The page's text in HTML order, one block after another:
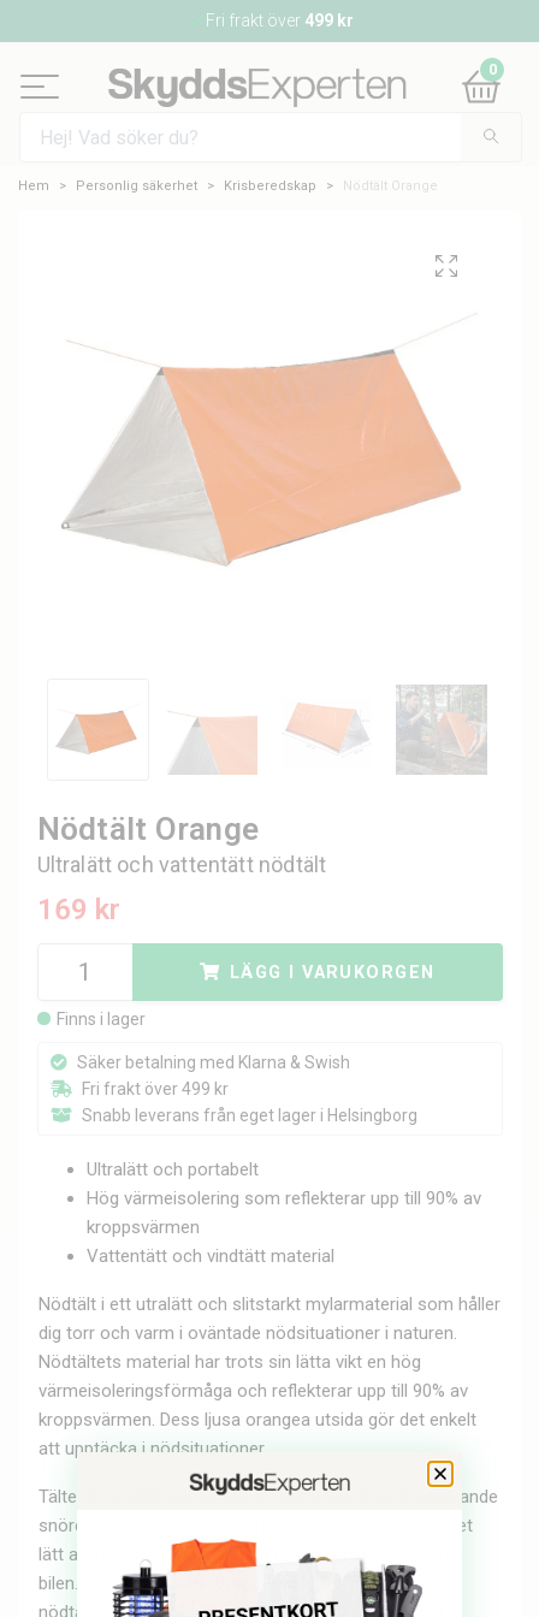
Fri frakt över 499 kr
0
Hem Personlig säkerhet Krisberedskap Nödtält Orange
Nödtält Orange
Ultralätt och vattentätt nödtält
169 kr
LÄGG I VARUKORGEN
Finns i lager
Säker betalning med Klarna & Swish
Fri frakt över 499 kr
Snabb leverans från eget lager i Helsingborg
Ultralätt och portabelt
Hög värmeisolering som reflekterar upp till 90% av
kroppsvärmen
Vattentätt och vindtätt material
Nödtält i ett utralätt och slitstarkt mylarmaterial som håller
dig torr och varm i oväntade nödsituationer i naturen.
Nödtältets material har trots sin lätta vikt en hög
värmeisoleringsförmåga och reflekterar upp till 90% av
kroppsvärmen. Dess ljusa orangea utsida gör det enkelt
att upptäcka i nödsituationer.
Tältet är snabbt och enkelt att sätta upp med medföljande
snöre och det kompakta förpackningsformatet gör det
lätt att bära med sig i ryggsäcken eller handskfacket i
bilen. Oavsett om det är regn, vind eller snö, ger detta
nödtält pålitligt skydd när du behöver det som mest.